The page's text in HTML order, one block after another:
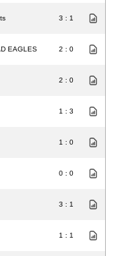
3 : 1
EAGLES 2 : 0
2 : 0
1 : 3
1 : 0
0 : 0
3 : 1
1 : 1